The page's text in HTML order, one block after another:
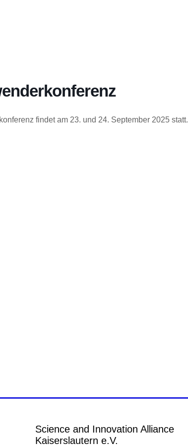
findet am 23. und 24. September 2025 statt.
Science and Innovation Alliance
Kaiserslautern e.V.